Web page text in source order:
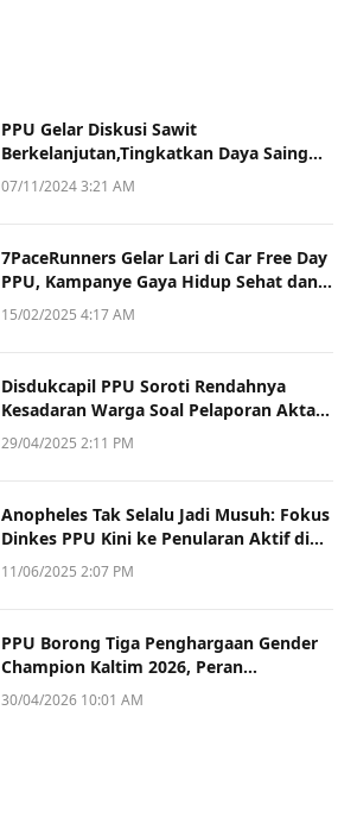
PPU Gelar Diskusi Sawit
Berkelanjutan,Tingkatkan Daya Saing
dan Kualitas
07/11/2024 3:21 AM
7PaceRunners Gelar Lari di Car Free Day
PPU, Kampanye Gaya Hidup Sehat dan
Dukung UMKM
15/02/2025 4:17 AM
Disdukcapil PPU Soroti Rendahnya
Kesadaran Warga Soal Pelaporan Akta
Kematian
29/04/2025 2:11 PM
Anopheles Tak Selalu Jadi Musuh: Fokus
Dinkes PPU Kini ke Penularan Aktif di
Sotek
11/06/2025 2:07 PM
PPU Borong Tiga Penghargaan Gender
Champion Kaltim 2026, Peran
Perempuan Jadi Sorotan
30/04/2026 10:01 AM